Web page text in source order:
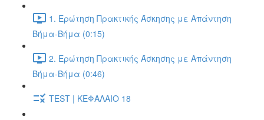
1. Ερώτηση Πρακτικής Άσκησης με Απάντηση
Βήμα-Βήμα (0:15)
2. Ερώτηση Πρακτικής Άσκησης με Απάντηση
Βήμα-Βήμα (0:46)
TEST | ΚΕΦΑΛΑΙΟ 18